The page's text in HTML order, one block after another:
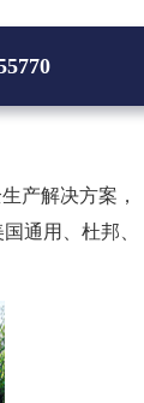
解决方案，
通用、杜邦、